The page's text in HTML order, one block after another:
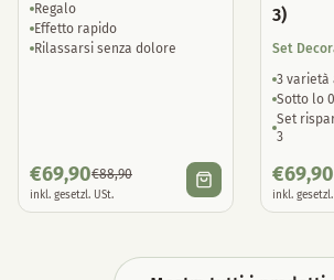
Regalo
Effetto rapido
Rilassarsi senza dolore
€69,90€88,90
inkl. gesetzl. USt.
3)
Set
3 varietà
Sotto lo
Set
3
€69,90
inkl.